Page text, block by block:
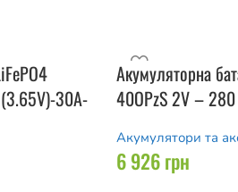
30A-
Акумуляторна
40OPzS 2V –
Акумулятори та
6 926грн